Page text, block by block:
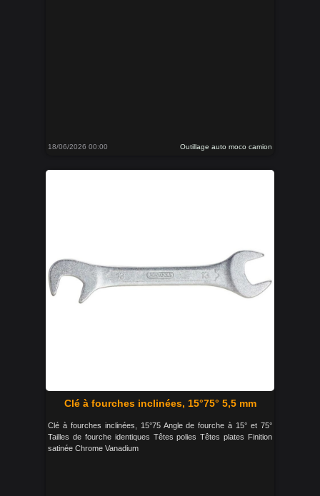
18/06/2026 00:00 Outillage auto moco camion
Clé à fourches inclinées, 15°75° 5,5 mm
Clé à fourches inclinées, 15°75 Angle de fourche à 15° et 75°
Tailles de fourche identiques Têtes polies Têtes plates Finition
satinée Chrome Vanadium